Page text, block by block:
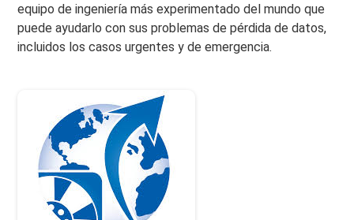
equipo de ingeniería más experimentado del mundo que
puede ayudarlo con sus problemas de pérdida de datos,
incluidos los casos urgentes y de emergencia.